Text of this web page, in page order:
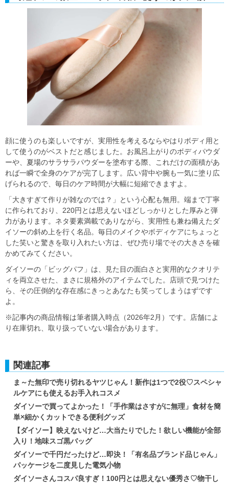
顔に使うのも楽しいですが、実用性を考えるならやはりボディ用と
して使うのがベストだと感じました。お風呂上がりのボディパウダ
ーや、夏場のサラサラパウダーを塗布する際、これだけの面積があ
れば一瞬で全身のケアが完了します。広い背中や腕も一気に塗り広
げられるので、毎日のケア時間が大幅に短縮できますよ。
「大きすぎて作りが雑なのでは？」という心配も無用。端まで丁寧
に作られており、220円とは思えないほどしっかりとした厚みと弾
力があります。ネタ要素満載でありながら、実用性も兼ね備えたダ
イソーの斜め上を行く名品。毎日のメイクやボディケアにちょっと
した笑いと驚きを取り入れたい方は、ぜひ売り場でその大きさを確
かめてみてください。
ダイソーの「ビッグパフ」は、見た目の面白さと実用的なクオリテ
ィを両立させた、まさに規格外のアイテムでした。店頭で見つけた
ら、その圧倒的な存在感にきっとあなたも笑ってしまうはずです
よ。
※記事内の商品情報は筆者購入時点（2026年2月）です。店舗によ
り在庫切れ、取り扱っていない場合があります。
関連記事
ま～た無印で売り切れるヤツじゃん！新作は1つで2役♡スペシャ
ルケアにも使えるお手入れコスメ
ダイソーで買ってよかった！「手作業はさすがに無理」食材を簡
単×細かくカットできる便利グッズ
【ダイソー】映えないけど…大当たりでした！欲しい機能が全部
入り！地味スゴ黒バッグ
ダイソーで千円だったけど…即決！「有名品ブランド品じゃん」
パッケージを二度見した電気小物
ダイソーさんコスパ良すぎ！100円とは思えない優秀さ♡物干し